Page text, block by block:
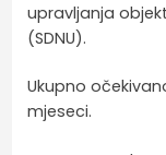
upravljanja
(SDNU).
Ukupno
mjeseci.